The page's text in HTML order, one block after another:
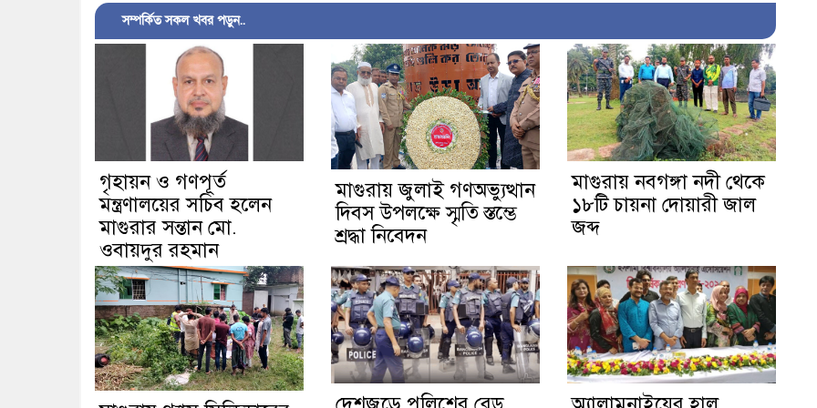
সম্পর্কিত সকল খবর পড়ুন..
গৃহায়ন ও গণপূর্ত
মন্ত্রণালয়ের সচিব হলেন
মাগুরার সন্তান মো.
ওবায়দুর রহমান
মাগুরায় জুলাই গণঅভ্যুত্থান
দিবস উপলক্ষে স্মৃতি স্তম্ভে
শ্রদ্ধা নিবেদন
মাগুরায় নবগঙ্গা নদী থেকে
১৮টি চায়না দোয়ারী জাল
জব্দ